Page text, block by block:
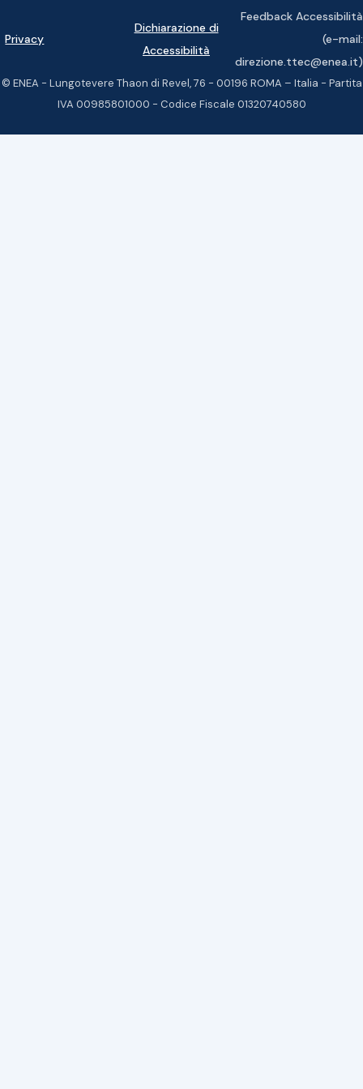
Privacy
Dichiarazione di
Accessibilità
Feedback Accessibilità
(e-mail:
direzione.ttec@enea.it)
© ENEA - Lungotevere Thaon di Revel, 76 - 00196 ROMA – Italia - Partita
IVA 00985801000 - Codice Fiscale 01320740580